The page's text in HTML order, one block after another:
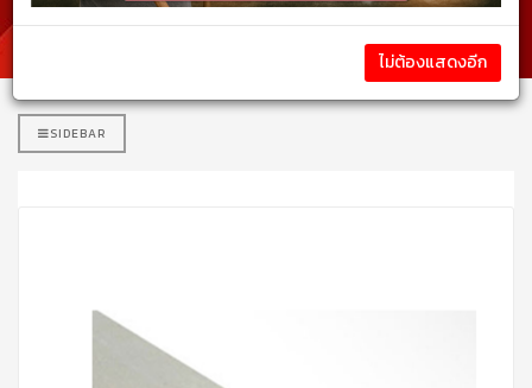
รายละเอียดสินค้า
SIDEBAR
ไม่ต้องแสดงอีก